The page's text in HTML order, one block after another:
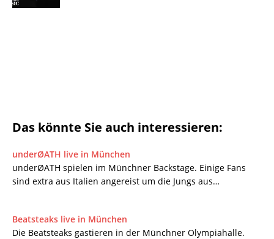
Das könnte Sie auch interessieren:
underØATH live in München
underØATH spielen im Münchner Backstage. Einige Fans
sind extra aus Italien angereist um die Jungs aus…
Beatsteaks live in München
Die Beatsteaks gastieren in der Münchner Olympiahalle.